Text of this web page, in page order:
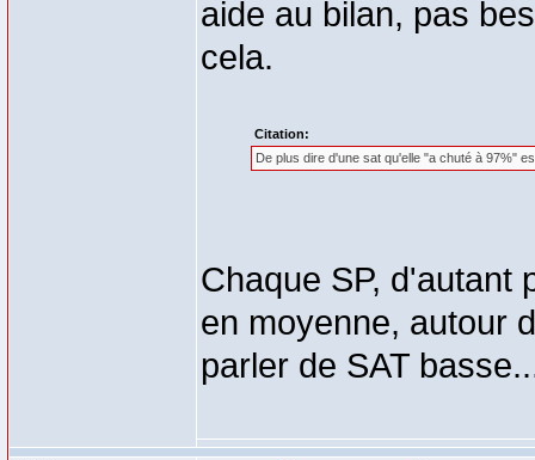
aide au bilan, pas
cela.
Citation:
De plus dire d'une sat qu'elle "a chuté à 97%"
Chaque SP, d'autant
en moyenne, autour
parler de SAT